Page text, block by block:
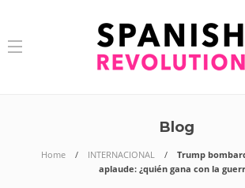
Blog
Home INTERNACIONAL
Trump
aplaude: ¿quién gana con la